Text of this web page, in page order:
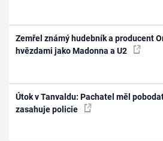
Zemřel známý hudebník a producent
hvězdami jako Madonna a U2
Útok v Tanvaldu: Pachatel měl
zasahuje policie